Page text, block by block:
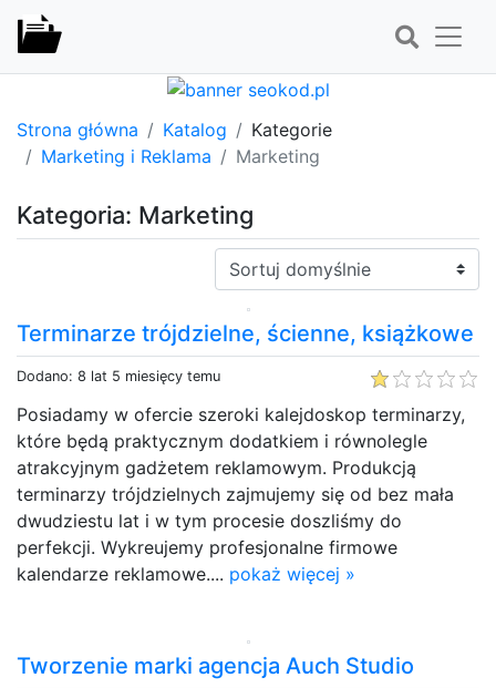
Strona główna Katalog
Kategorie
Marketing i Reklama
Marketing
Kategoria: Marketing
Sortuj:
Terminarze trójdzielne, ścienne, książkowe
Dodano: 8 lat 5 miesięcy temu
Posiadamy w ofercie szeroki kalejdoskop terminarzy,
które będą praktycznym dodatkiem i równolegle
atrakcyjnym gadżetem reklamowym. Produkcją
terminarzy trójdzielnych zajmujemy się od bez mała
dwudziestu lat i w tym procesie doszliśmy do
perfekcji. Wykreujemy profesjonalne firmowe
kalendarze reklamowe.... pokaż więcej »
Tworzenie marki agencja Auch Studio